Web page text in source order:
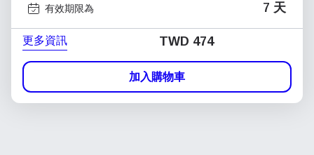
有效期限為 7 天
更多資訊 TWD 474
加入購物車